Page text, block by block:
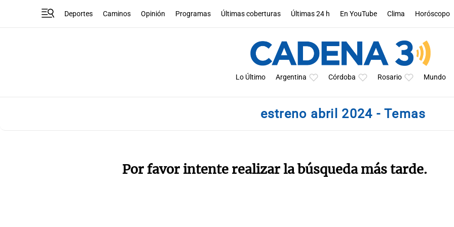
Deportes Caminos Opinión Programas Últimas coberturas Últimas 24 h En YouTube Clima Horóscopo
Lo Último Argentina Córdoba Rosario Mundo
estreno abril 2024 - Temas
Por favor intente realizar la búsqueda más tarde.